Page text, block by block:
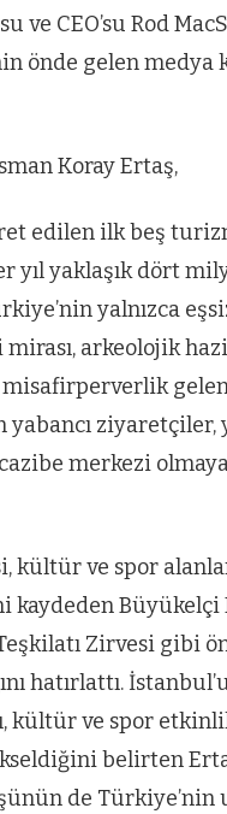
CEO’su Rod
önde gelen medya
Koray Ertaş,
edilen ilk beş
yıl yaklaşık dört
yalnızca
arkeolojik
misafirperverlik
yabancı ziyaretçiler,
merkezi
kültür ve spor
Büyükelçi
Zirvesi gibi
hatırlattı.
kültür ve spor
belirten
de Türkiye’nin